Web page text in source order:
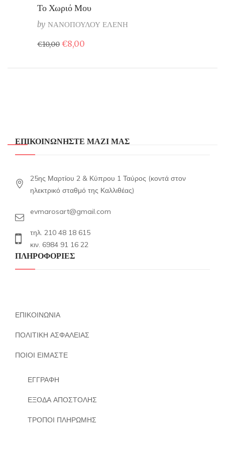
Το Χωριό Μου
by ΝΑΝΟΠΟΥΛΟΥ ΕΛΕΝΗ
€10,00 Original
price
€10,00.
€8,00
είναι:
ΕΠΙΚΟΙΝΩΝΗΣΤΕ ΜΑΖΙ ΜΑΣ
25ης Μαρτίου 2 & Κύπρου 1 Ταύρος (κοντά στον
ηλεκτρικό σταθμό της Καλλιθέας)
evmarosart@gmail.com
τηλ. 210 48 18 615
κιν. 6984 91 16 22
ΠΛΗΡΟΦΟΡΙΕΣ
ΕΠΙΚΟΙΝΩΝΙΑ
ΠΟΛΙΤΙΚΗ ΑΣΦΑΛΕΙΑΣ
ΠΟΙΟΙ ΕΙΜΑΣΤΕ
ΕΓΓΡΑΦΗ
ΕΞΟΔΑ ΑΠΟΣΤΟΛΗΣ
ΤΡΟΠΟΙ ΠΛΗΡΩΜΗΣ